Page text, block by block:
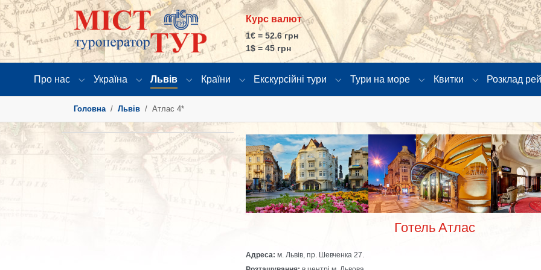
Курс валют
1€ = 52.6 грн
1$ = 45 грн
Про нас
Submenu for "Про нас"
Україна
Submenu for "Україна"
Львів
Submenu for "Львів"
Країни
Submenu for "Країни"
Екскурсійні тури
Submenu for "Екскурсійні тури"
Тури на море
Submenu for "Тури на
Квитки
Submenu for
Розклад
Головна
Львів Атлас 4*
Show larger version Show larger version Show
Готель Атлас
Адреса: м. Львів, пр. Шевченка 27.